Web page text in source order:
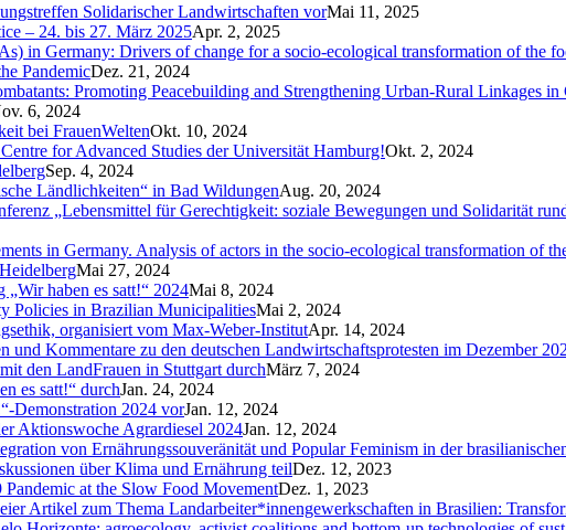
Solidarischer Landwirtschaften vorMai 11, 2025
– 24. bis 27. März 2025Apr. 2, 2025
in Germany: Drivers of change for a socio-ecological transformation of the
PandemicDez. 21, 2024
Promoting Peacebuilding and Strengthening Urban-Rural Linkages in
6, 2024
bei FrauenWeltenOkt. 10, 2024
for Advanced Studies der Universität Hamburg!Okt. 2, 2024
Sep. 4, 2024
Ländlichkeiten“ in Bad WildungenAug. 20, 2024
„Lebensmittel für Gerechtigkeit: soziale Bewegungen und Solidarität
in Germany. Analysis of actors in the socio-ecological transformation of
Mai 27, 2024
haben es satt!“ 2024Mai 8, 2024
Policies in Brazilian MunicipalitiesMai 2, 2024
organisiert vom Max-Weber-InstitutApr. 14, 2024
und Kommentare zu den deutschen Landwirtschaftsprotesten im Dezember
den LandFrauen in Stuttgart durchMärz 7, 2024
es satt!“ durchJan. 24, 2024
Demonstration 2024 vorJan. 12, 2024
Aktionswoche Agrardiesel 2024Jan. 12, 2024
von Ernährungssouveränität und Popular Feminism in der
über Klima und Ernährung teilDez. 12, 2023
at the Slow Food MovementDez. 1, 2023
Artikel zum Thema Landarbeiter*innengewerkschaften in Brasilien: